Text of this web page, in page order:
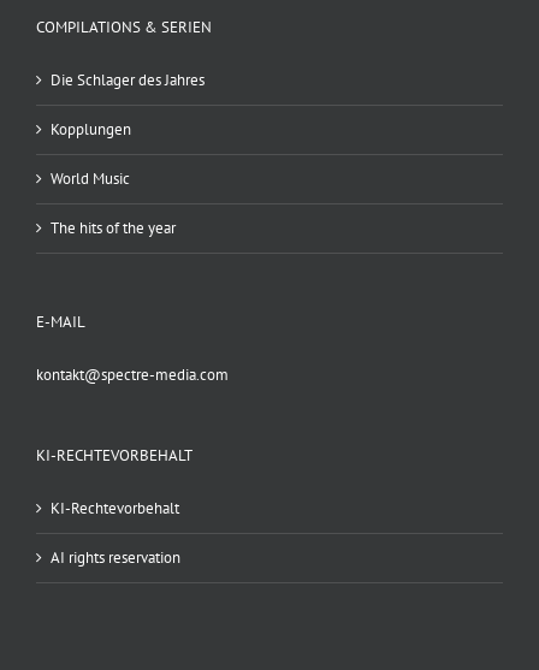
COMPILATIONS & SERIEN
Die Schlager des Jahres
Kopplungen
World Music
The hits of the year
E-MAIL
kontakt@spectre-media.com
KI-RECHTEVORBEHALT
KI-Rechtevorbehalt
AI rights reservation